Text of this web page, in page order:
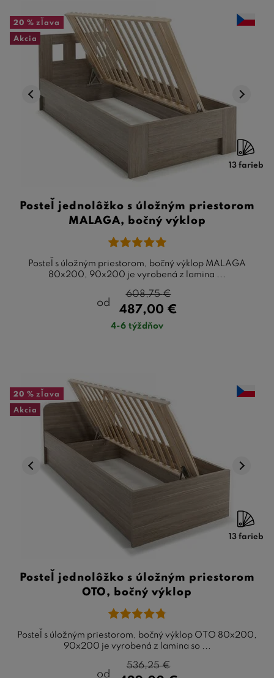
20 % zľava
Akcia
13 farieb
Posteľ jednolôžko s úložným priestorom
MALAGA, bočný výklop
Posteľ s úložným priestorom, bočný výklop MALAGA
80x200, 90x200 je vyrobená z lamina ...
od
487,00 €
608,75€
4-6 týždňov
20 % zľava
Akcia
13 farieb
Posteľ jednolôžko s úložným priestorom
OTO, bočný výklop
Posteľ s úložným priestorom, bočný výklop OTO 80x200,
90x200 je vyrobená z lamina so ...
od
536,25€